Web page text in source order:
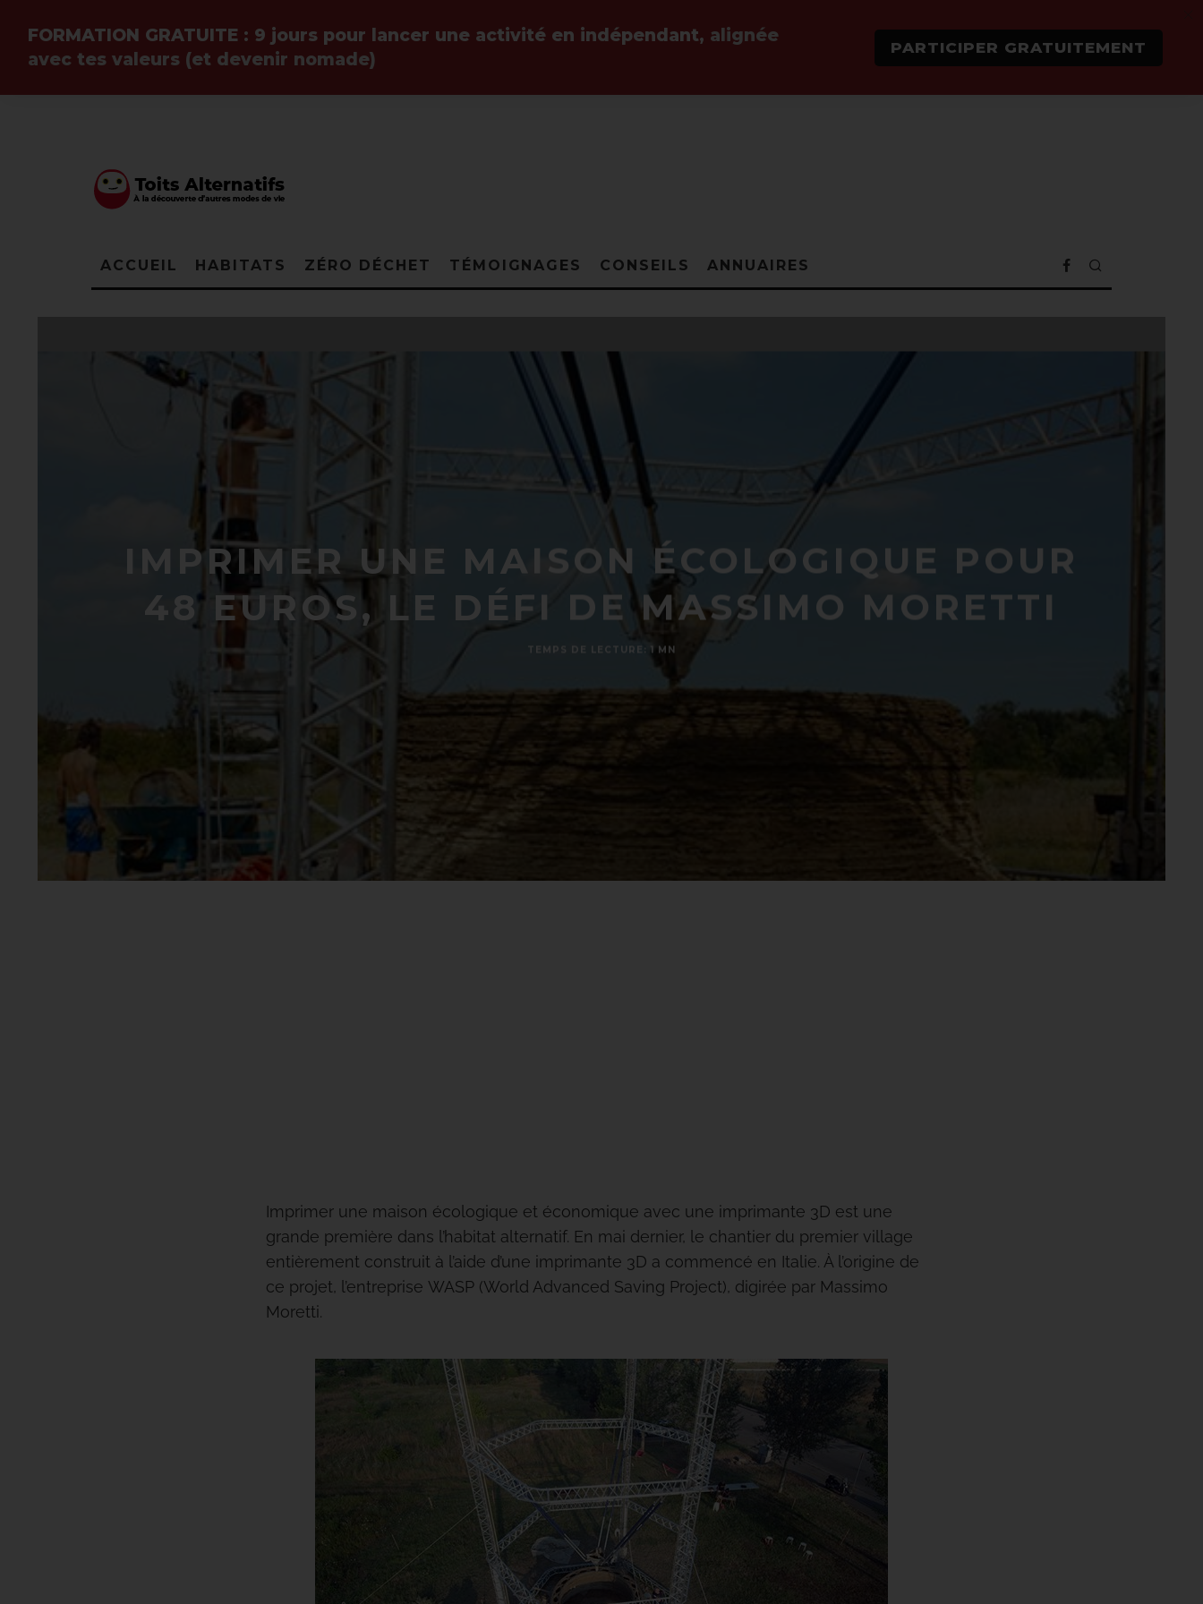
ACCUEIL HABITATS ZÉRO DÉCHET TÉMOIGNAGES CONSEILS ANNUAIRES
IMPRIMER UNE MAISON ÉCOLOGIQUE POUR
48 EUROS, LE DÉFI DE MASSIMO MORETTI
TEMPS DE LECTURE: 1 MN
Imprimer une maison écologique et économique avec une imprimante 3D est une
grande première dans l’habitat alternatif. En mai dernier, le chantier du premier village
entièrement construit à l’aide d’une imprimante 3D a commencé en Italie. À l’origine de
ce projet, l’entreprise WASP (World Advanced Saving Project), digirée par Massimo
Moretti.
FORMATION GRATUITE : 9 jours pour lancer une activité en indépendant, alignée
avec tes valeurs (et devenir nomade)
PARTICIPER GRATUITEMENT